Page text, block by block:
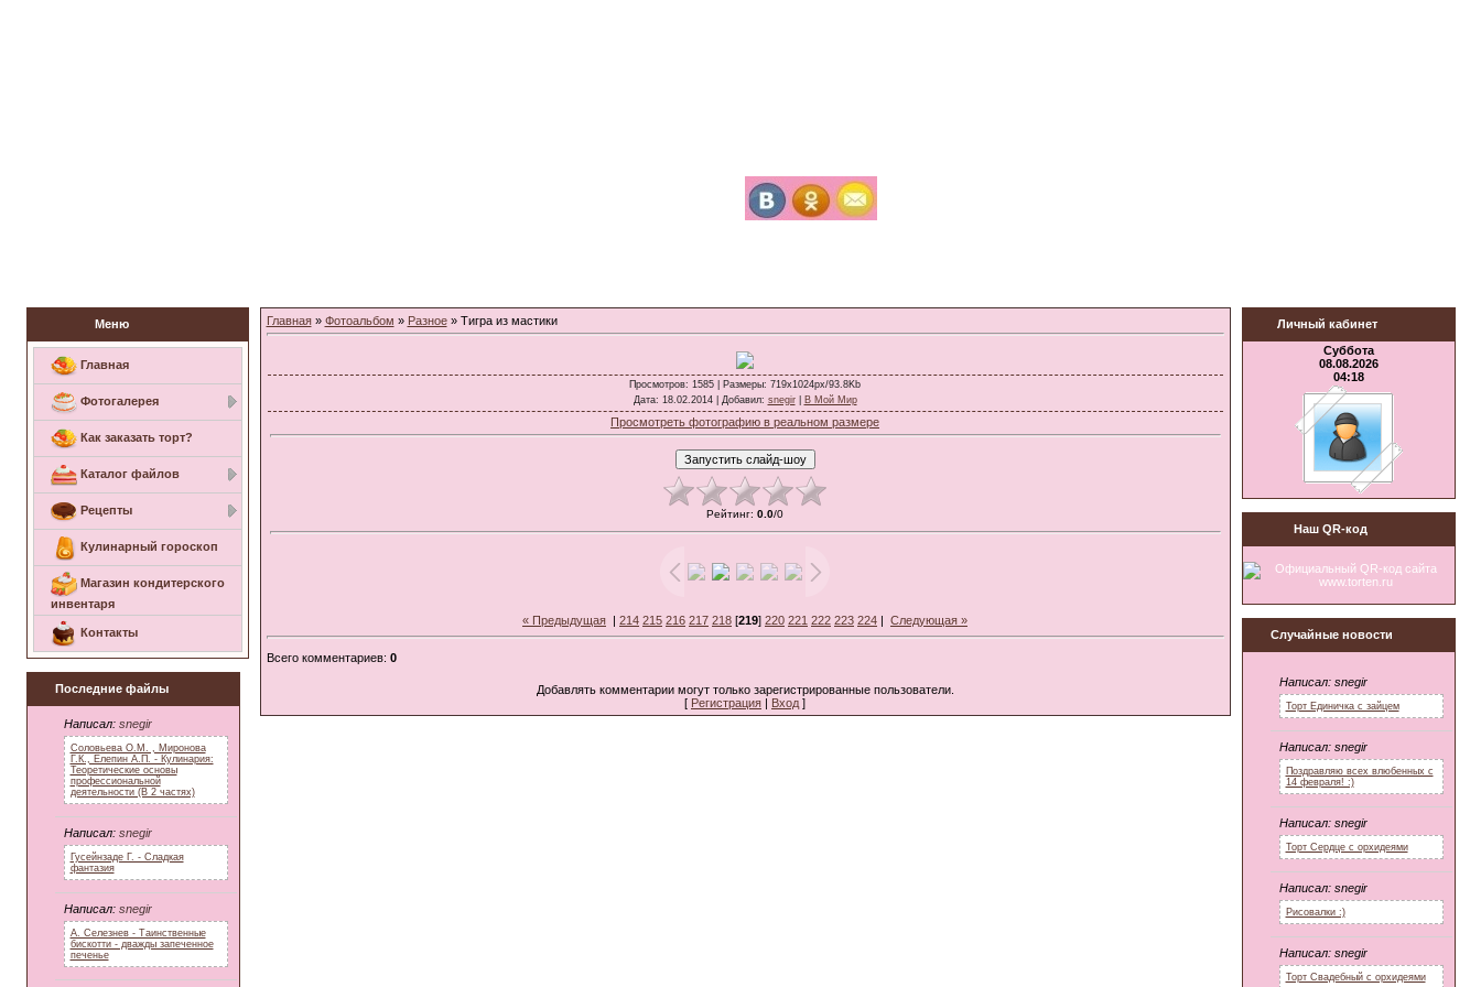
Меню
Главная
Фотогалерея
Как заказать торт?
Каталог файлов
Рецепты
Кулинарный гороскоп
Магазин кондитерского
инвентаря
Контакты
Последние файлы
Написал: snegir
Соловьева О.М. , Миронова
Г.К., Елепин А.П. - Кулинария:
Теоретические основы
профессиональной
деятельности (В 2 частях)
Написал: snegir
Гусейнзаде Г. - Сладкая
фантазия
Написал: snegir
А. Селезнев - Таинственные
бискотти - дважды запеченное
печенье
Главная» Фотоальбом » Разное» Тигра из мастики
Просмотров: 1585 | Размеры: 719x1024px/93.8Kb
Дата: 18.02.2014 | Добавил: snegir| В Мой Мир
Просмотреть фотографию в реальном размере
Рейтинг: 0.0/0
« Предыдущая | 214 215 216 217 218 [219] 220 221 222 223 224 | Следующая »
Всего комментариев: 0
Добавлять комментарии могут только зарегистрированные пользователи.
[ Регистрация Вход ]
Личный кабинет
Суббота
08.08.2026
04:18
Наш QR-код
Случайные новости
Написал: snegir
Торт Единичка с зайцем
Написал: snegir
Поздравляю всех влюбенных с
14 февраля! :)
Написал: snegir
Торт Сердце с орхидеями
Написал: snegir
Рисовалки :)
Написал: snegir
Торт Свадебный с орхидеями